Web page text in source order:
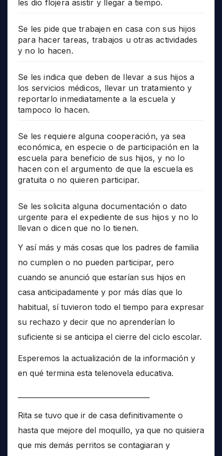
les dio flojera asistir y llegar a tiempo.
Se les pide que trabajen en casa con sus hijos
para hacer tareas, trabajos u otras actividades
y no lo hacen.
Se les indica que deben de llevar a sus hijos a
los servicios médicos, llevar un tratamiento y
reportarlo inmediatamente a la escuela y
tampoco lo hacen.
Se les requiere alguna cooperación, ya sea
económica, en especie o de participación en la
escuela para beneficio de sus hijos, y no lo
hacen con el argumento de que la escuela es
gratuita o no quieren participar.
Se les solicita alguna documentación o dato
urgente para el expediente de sus hijos y no lo
llevan o dicen que no lo tienen.
Y así más y más cosas que los padres de familia
no cumplen o no pueden participar, pero
cuando se anunció que estarían sus hijos en
casa anticipadamente y por más días que lo
habitual, sí tuvieron todo el tiempo para expresar
su rechazo y decir que no aprenderían lo
suficiente si se anticipa el cierre del ciclo escolar.
Esperemos la actualización de la información y
en qué termina esta telenovela educativa.
Rita se tuvo que ir de casa definitivamente o
hasta que mejore del moquillo, ya que no quisiera
que mis demás perritos se contagiaran y